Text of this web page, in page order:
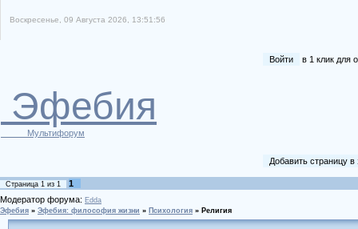
Воскресенье, 09 Августа 2026, 13:51:56
Войти в 1 клик для
Эфебия
Мультифорум
Добавить страницу
Страница 1 из 1
1
Модератор форума: Edda
Эфебия » Эфебия: философия жизни » Психология » Религия